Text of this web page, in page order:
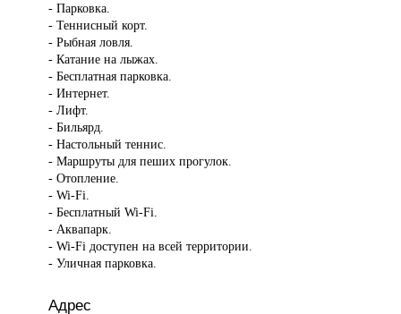
- Парковка.
- Теннисный корт.
- Рыбная ловля.
- Катание на лыжах.
- Бесплатная парковка.
- Интернет.
- Лифт.
- Бильярд.
- Настольный теннис.
- Маршруты для пеших прогулок.
- Отопление.
- Wi-Fi.
- Бесплатный Wi-Fi.
- Аквапарк.
- Wi-Fi доступен на всей территории.
- Уличная парковка.
Адрес